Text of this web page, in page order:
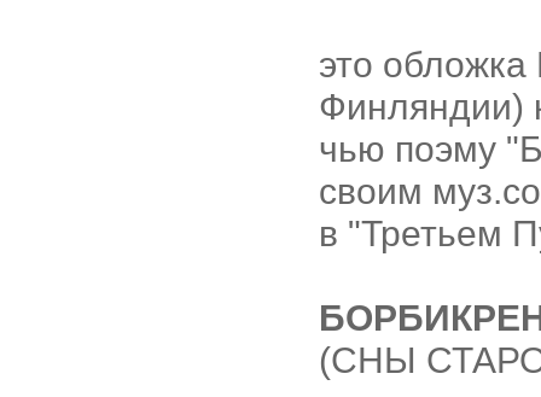
это
Финляндии)
чью поэму
своим
в "Третьем
(СНЫ